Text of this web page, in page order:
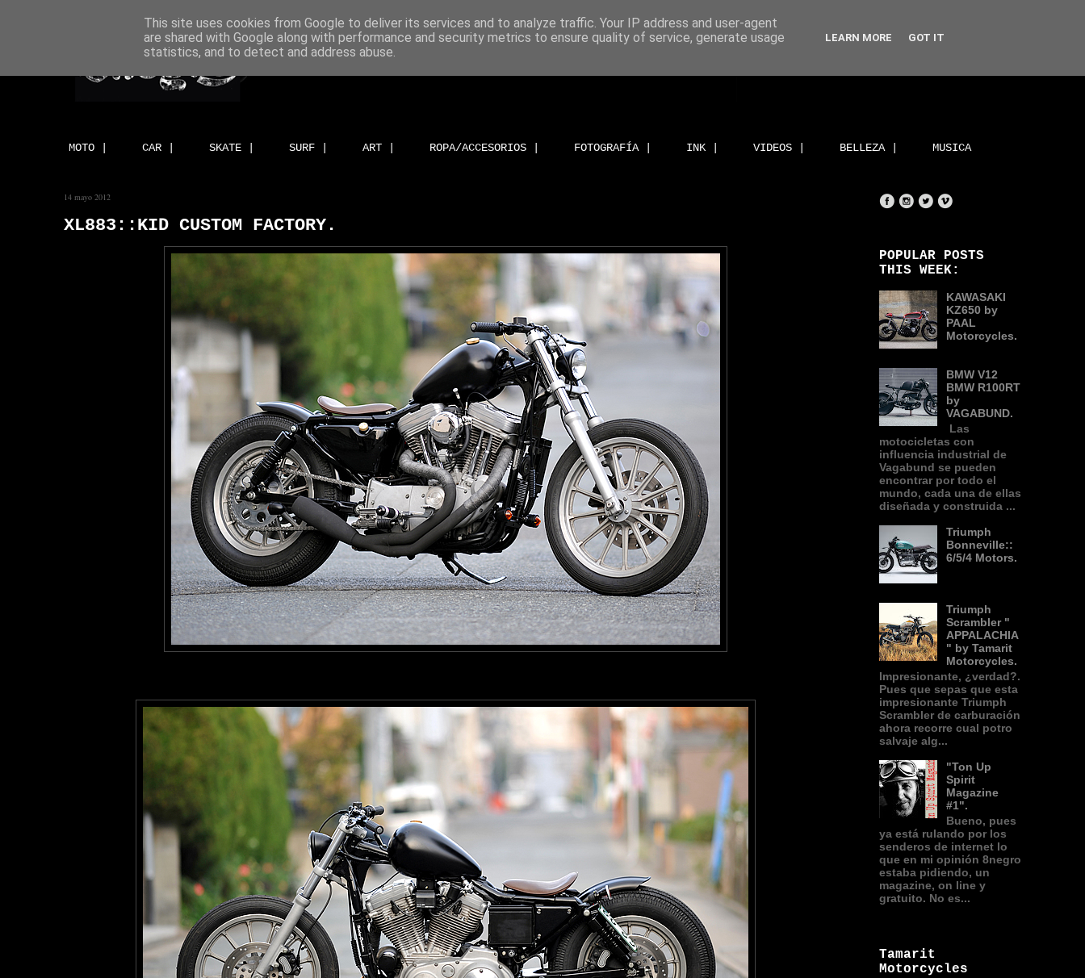
MOTO | CAR | SKATE | SURF | ART | ROPA/ACCESORIOS | FOTOGRAFÍA | INK | VIDEOS | BELLEZA | MUSICA
14 mayo 2012
XL883::KID CUSTOM FACTORY.
POPULAR POSTS
THIS WEEK:
KAWASAKI
KZ650 by
PAAL
Motorcycles.
BMW V12
BMW R100RT
by
VAGABUND.
Las
motocicletas con
influencia industrial de
Vagabund se pueden
encontrar por todo el
mundo, cada una de ellas
diseñada y construida ...
Triumph
Bonneville::
6/5/4 Motors.
Triumph
Scrambler "
APPALACHIA
" by Tamarit
Motorcycles.
Impresionante, ¿verdad?.
Pues que sepas que esta
impresionante Triumph
Scrambler de carburación
ahora recorre cual potro
salvaje alg...
"Ton Up
Spirit
Magazine
#1".
Bueno, pues
ya está rulando por los
senderos de internet lo
que en mi opinión 8negro
estaba pidiendo, un
magazine, on line y
gratuito. No es...
Tamarit
Motorcycles
This site uses cookies from Google to deliver its services and to analyze traffic. Your IP address and user-agent
are shared with Google along with performance and security metrics to ensure quality of service, generate usage
statistics, and to detect and address abuse.
LEARN MORE GOT IT